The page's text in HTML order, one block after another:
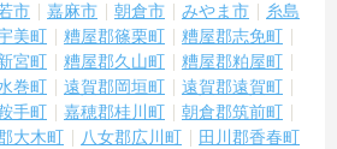
市 嘉麻市 朝倉市 みやま市
糸島
美町 糟屋郡篠栗町
糟屋郡志免町
宮町 糟屋郡久山町
糟屋郡粕屋町
巻町 遠賀郡岡垣町
遠賀郡遠賀町
手町 嘉穂郡桂川町
朝倉郡筑前町
大木町 八女郡広川町
田川郡香春町